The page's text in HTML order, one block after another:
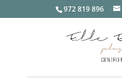
972 819 896